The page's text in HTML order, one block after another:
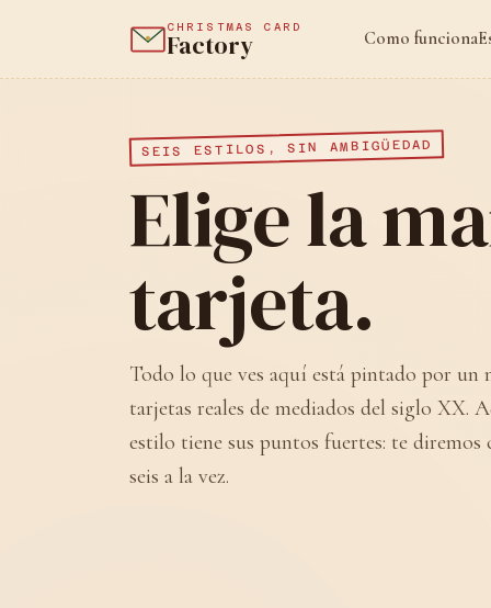
CHRISTMAS CARD
Factory Como funciona
SEIS ESTILOS, SIN AMBIGÜEDAD
Elige la
tarjeta.
Todo lo que ves aquí está pintado por
tarjetas reales de mediados del siglo XX.
estilo tiene sus puntos fuertes: te
seis a la vez.